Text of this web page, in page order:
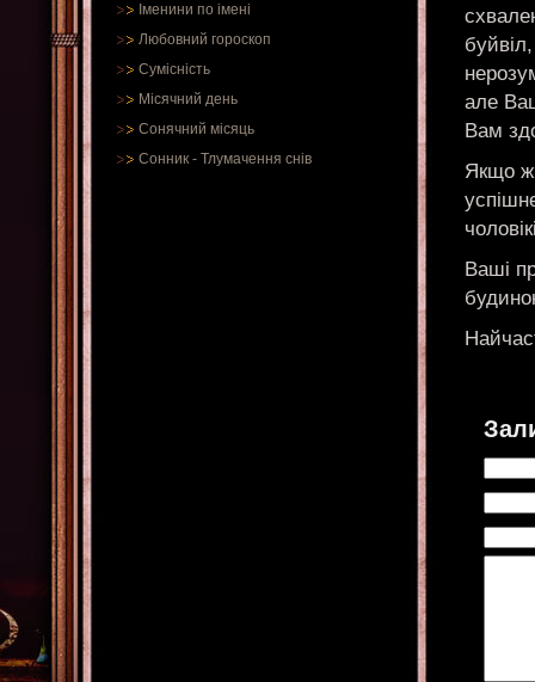
Іменини по імені
Любовний гороскоп
Сумісність
Місячний день
Сонячний місяць
Сонник - Тлумачення снів
але
Вам
Якщо
Ваші